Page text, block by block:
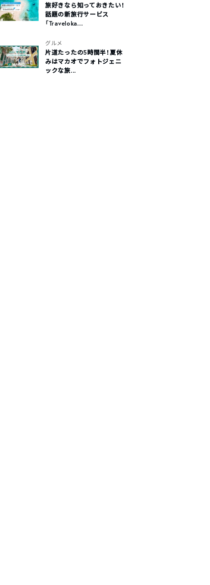
旅好きなら知っておきたい！
話題の新旅行サービス
「Traveloka...
グルメ
片道たったの5時間半！夏休
みはマカオでフォトジェニ
ックな旅...